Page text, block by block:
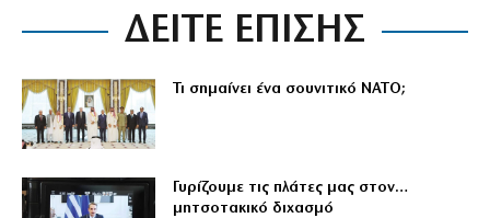
ΔΕΙΤΕ ΕΠΙΣΗΣ
Τι σημαίνει ένα σουνιτικό ΝΑΤΟ;
Γυρίζουμε τις πλάτες μας στον…
μητσοτακικό διχασμό